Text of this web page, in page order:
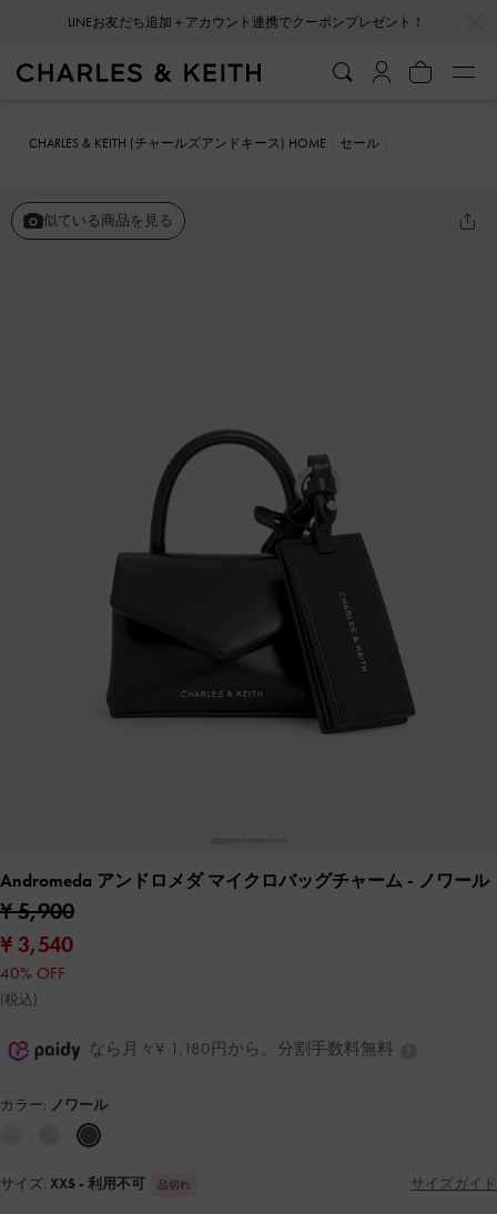
LINEお友だち追加＋アカウント連携でクーポンプレゼント！
CHARLES & KEITH (チャールズアンドキース) HOME
セール
似ている商品を見る
Andromeda アンドロメダ マイクロバッグチャーム - ノワール
¥ 5,900
¥ 3,540
40% OFF
(税込)
なら月々¥ 1,180円から。分割手数料無料
カラー: ノワール
サイズ: XXS - 利用不可 品切れ サイズガイド